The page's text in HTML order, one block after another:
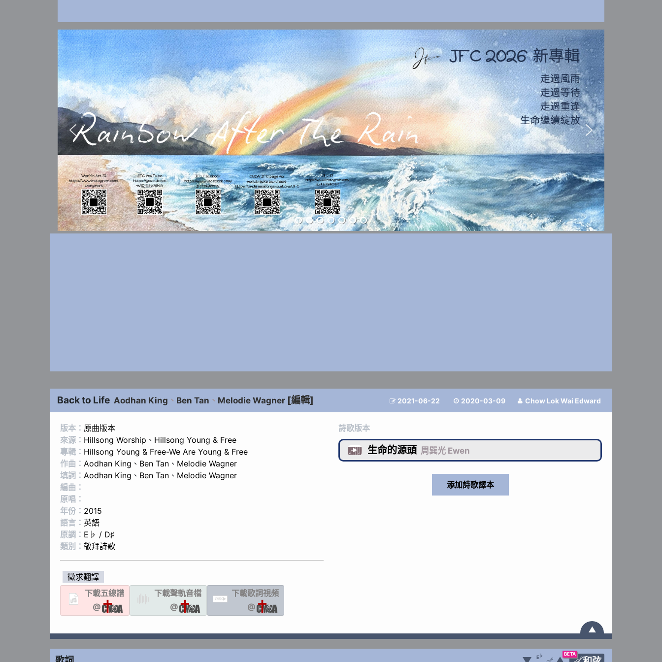
Back to Life Aodhan King 、 Ben Tan 、 Melodie Wagner [編輯]  2021-06-22  2020-03-09  Chow Lok Wai Edward
版本： 原曲版本
來源： Hillsong Worship 、 Hillsong Young & Free
專輯： Hillsong Young & Free-We Are Young & Free
作曲： Aodhan King 、 Ben Tan 、 Melodie Wagner
填詞： Aodhan King 、 Ben Tan 、 Melodie Wagner
編曲：
原唱：
年份： 2015
語言： 英語
原調： E♭ / D♯
類別： 敬拜詩歌
徵求翻譯
下載五線譜
@
下載聲軌音檔
@
LYRIC
下載歌詞視頻
@
詩歌版本
 生命的源頭 周巽光 Ewen
▲
BETA
E ♭